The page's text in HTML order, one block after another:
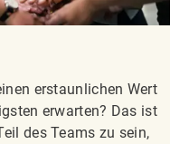
erstaunlichen Wert
erwarten? Das ist
des Teams zu sein,